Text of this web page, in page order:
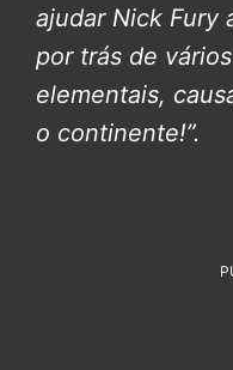
ajudar Nick Fury
por trás de
elementais,
o continente!”.